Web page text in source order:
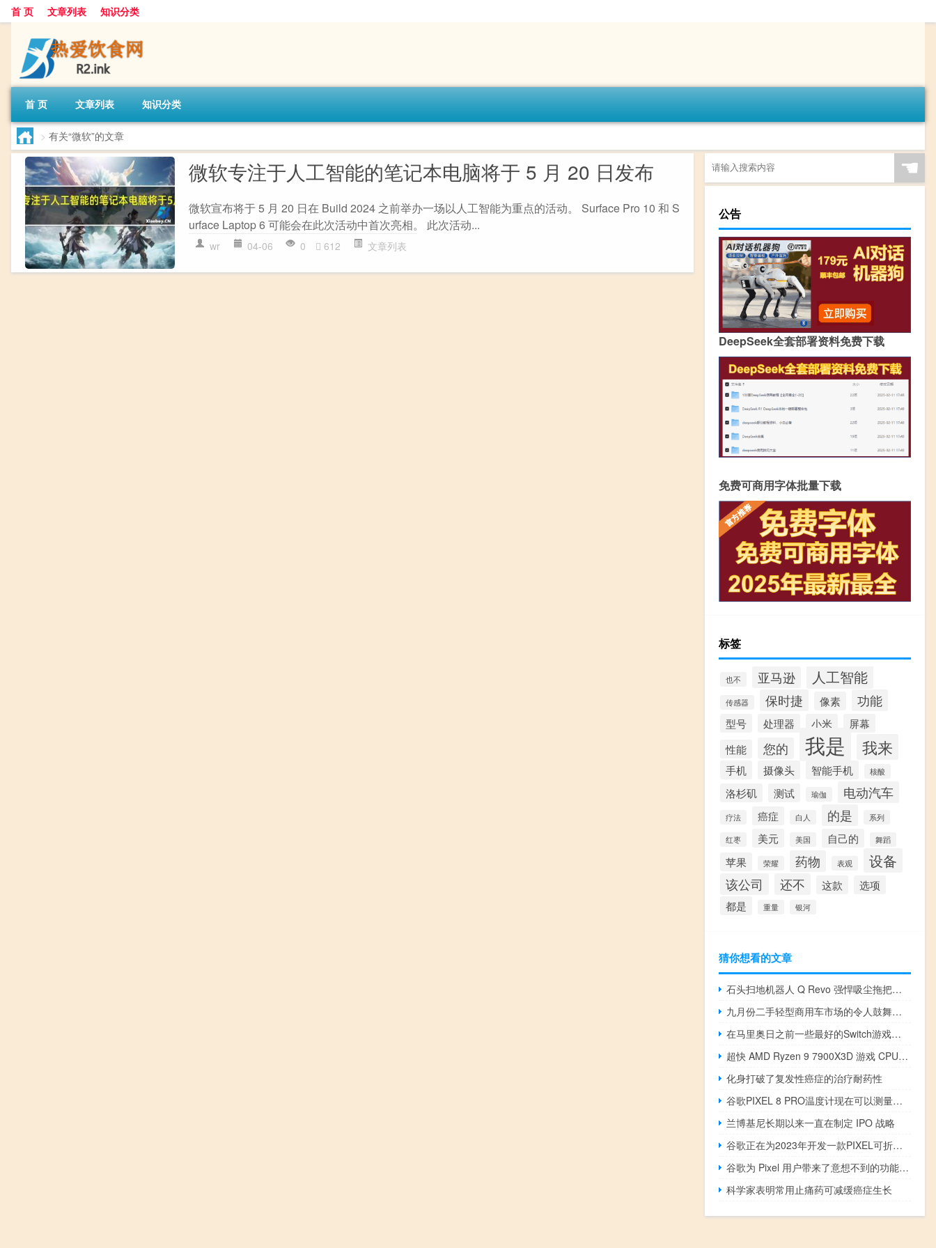
首 页 文章列表 知识分类
首 页 文章列表 知识分类
> 有关“微软”的文章
微软专注于人工智能的笔记本电脑将于 5 月 20 日发布
微软宣布将于 5 月 20 日在 Build 2024 之前举办一场以人工智能为重点的活动。 Surface Pro 10 和 S
urface Laptop 6 可能会在此次活动中首次亮相。 此次活动...
wr 04-06 0 612 文章列表
☚
公告
DeepSeek全套部署资料免费下载
免费可商用字体批量下载
标签
也不 亚马逊 人工智能
传感器 保时捷 像素 功能
型号 处理器 小米
屏幕
性能
您的 我是 我来
手机 摄像头 智能手机 核酸
洛杉矶 测试 瑜伽 电动汽车
疗法 癌症 白人 的是 系列
红枣 美元 美国 自己的 舞蹈
苹果 荣耀 药物 表观 设备
该公司 还不 这款
选项
都是
重量 银河
猜你想看的文章
石头扫地机器人 Q Revo 强悍吸尘拖把刚刚亮相
九月份二手轻型商用车市场的令人鼓舞的迹象
在马里奥日之前一些最好的Switch游戏可享受20美元折扣
超快 AMD Ryzen 9 7900X3D 游戏 CPU 创下历史新低
化身打破了复发性癌症的治疗耐药性
谷歌PIXEL 8 PRO温度计现在可以测量体温
兰博基尼长期以来一直在制定 IPO 战略
谷歌正在为2023年开发一款PIXEL可折叠智能手机
谷歌为 Pixel 用户带来了意想不到的功能更新和重大更新
科学家表明常用止痛药可减缓癌症生长